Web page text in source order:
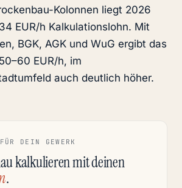
Kolonnen liegt 2026
EUR/h Kalkulationslohn. Mit
BGK, AGK und WuG ergibt das
EUR/h, im
auch deutlich höher.
DEIN GEWERK
kalkulieren mit deinen
.